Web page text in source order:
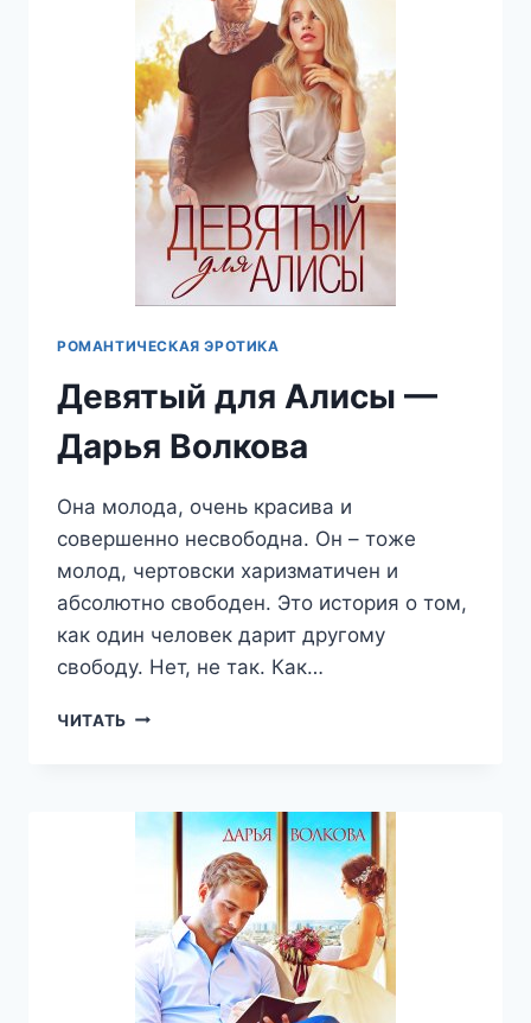
РОМАНТИЧЕСКАЯ ЭРОТИКА
Девятый для Алисы —
Дарья Волкова
Она молода, очень красива и
совершенно несвободна. Он – тоже
молод, чертовски харизматичен и
абсолютно свободен. Это история о том,
как один человек дарит другому
свободу. Нет, не так. Как…
ЧИТАТЬ ДЕВЯТЫЙ
ДАРЬЯ
ВОЛКОВА